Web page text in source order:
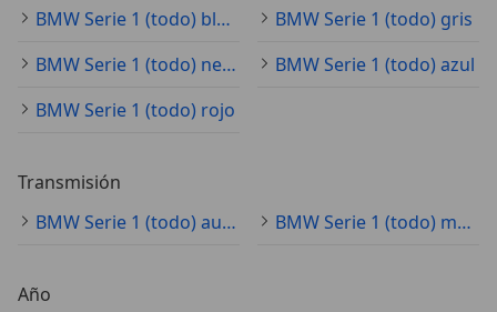
BMW Serie 1 (todo) blanco
BMW Serie 1 (todo) gris
BMW Serie 1 (todo) negro
BMW Serie 1 (todo) azul
BMW Serie 1 (todo) rojo
Transmisión
BMW Serie 1 (todo) automático
BMW Serie 1 (todo) manual
Año